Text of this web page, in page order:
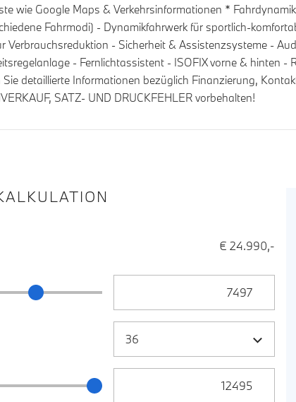
wie Google Maps & Verkehrsinformationen *
Fahrmodi) - Dynamikfahrwerk für sportlich-
- Sicherheit & Assistenzsysteme -
- Fernlichtassistent - ISOFIX vorne & hinten -
detaillierte Informationen bezüglich Finanzierung,
SATZ- UND DRUCKFEHLER vorbehalten!
€ 24.990,-
Schieberegler